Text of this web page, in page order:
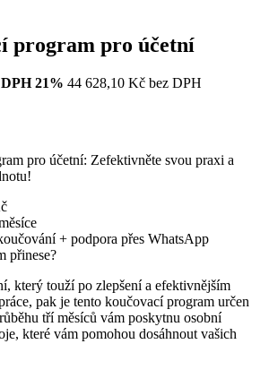
program pro účetní
DPH 21% 44 628,10 Kč bez DPH
pro účetní: Zefektivněte svou praxi a
+ podpora přes WhatsApp
přinese?
který touží po zlepšení a efektivnějším
pak je tento koučovací program určen
tří měsíců vám poskytnu osobní
které vám pomohou dosáhnout vašich